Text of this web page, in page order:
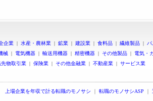
企業 | 水産・農林業 | 鉱業 | 建設業 | 食料品 | 繊維製品 |
械 | 電気機器 | 輸送用機器 | 精密機器 | その他製品 | 電気・
物取引業 | 保険業 | その他金融業 | 不動産業 | サービス業
上場企業を年収で計る転職のモノサシ ｜ 転職のモノサシASP ｜